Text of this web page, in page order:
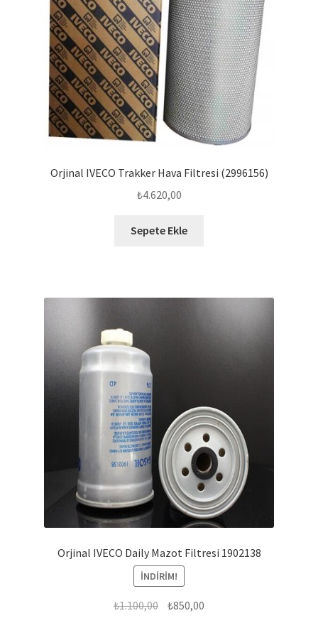
Orjinal IVECO Trakker Hava Filtresi (2996156)
₺4.620,00
Sepete Ekle
Orjinal IVECO Daily Mazot Filtresi 1902138
İNDIRIM!
₺1.100,00
Orijinal
₺850,00Şu